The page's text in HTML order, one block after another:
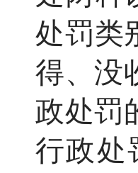
处罚类
得、没
政处罚
行政处